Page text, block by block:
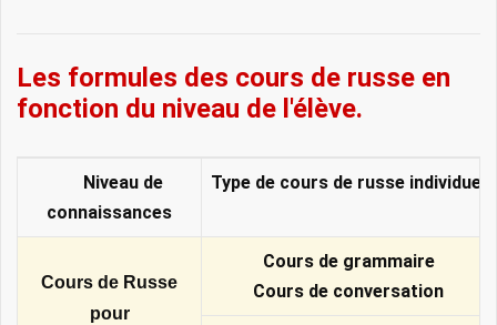
Les formules des cours de russe en
fonction du niveau de l'élève.
Niveau de
connaissances
Type de cours de russe individuel
Cours de Russe
pour
Cours de grammaire
Cours de conversation